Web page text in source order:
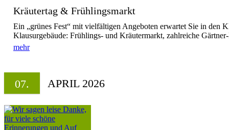
Kräutertag & Frühlingsmarkt
Ein „grünes Fest“ mit vielfältigen Angeboten erwartet Sie in den
Klausurgebäude: Frühlings- und Kräutermarkt, zahlreiche
mehr
07. APRIL 2026